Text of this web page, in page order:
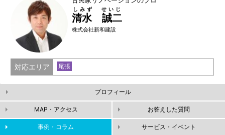
清水 誠二
しみず せいじ
株式会社新和建設
対応エリア 尾張
プロフィール
MAP・アクセス お答えした質問
事例・コラム サービス・イベント